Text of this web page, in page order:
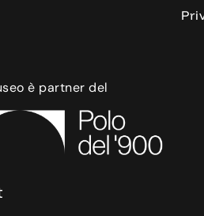
è partner del